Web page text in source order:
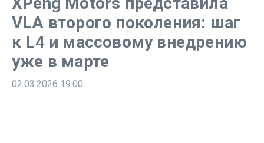
VLA второго поколения: шаг
к L4 и массовому внедрению
уже в марте
02.03.2026 19:00